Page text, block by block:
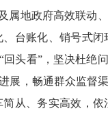
及属地政府高效联动
、台账化、销号式
“回头看”，坚决杜绝问
，畅通群众监督
从、务实高效，依